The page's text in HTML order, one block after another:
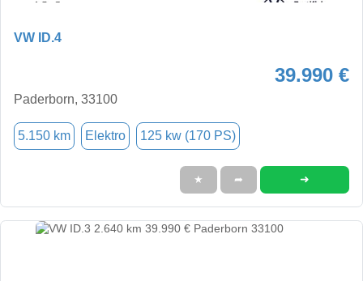
VW ID.4
39.990 €
Paderborn, 33100
5.150 km Elektro 125 kw (170 PS)
★ ➦ ➜